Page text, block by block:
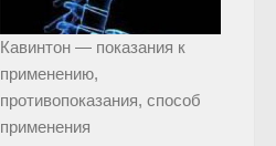
Кавинтон — показания к
применению,
противопоказания, способ
применения